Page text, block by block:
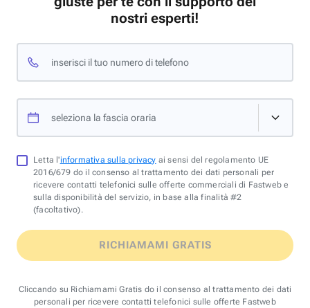
nostri esperti!
inserisci il tuo numero di telefono
seleziona la fascia oraria
Letta l'informativa sulla privacy ai sensi del regolamento UE
2016/679 do il consenso al trattamento dei dati personali per
ricevere contatti telefonici sulle offerte commerciali di Fastweb e
sulla disponibilità del servizio, in base alla finalità #2
(facoltativo).
RICHIAMAMI GRATIS
Cliccando su Richiamami Gratis do il consenso al trattamento dei dati
personali per ricevere contatti telefonici sulle offerte Fastweb